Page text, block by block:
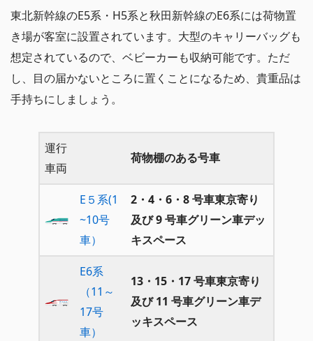
東北新幹線のE5系・H5系と秋田新幹線のE6系には荷物置
き場が客室に設置されています。大型のキャリーバッグも
想定されているので、ベビーカーも収納可能です。ただ
し、目の届かないところに置くことになるため、貴重品は
手持ちにしましょう。
運行
車両
荷物棚のある号車
E５系(1
~10号
車）
2・4・6・8 号⾞東京寄り
及び 9 号⾞グリーン⾞デッ
キスペース
E6系
（11～
17号
車）
13・15・17 号⾞東京寄り
及び 11 号⾞グリーン⾞デ
ッキスペース